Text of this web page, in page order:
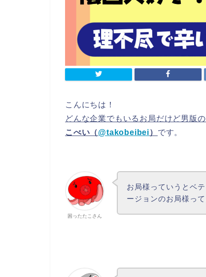
こんにちは！
どんな企業でもいるお局だけど男版
こべい（@takobeibei） です。
困ったたこさん
お局様っていうとベ
ージョンのお局様っ